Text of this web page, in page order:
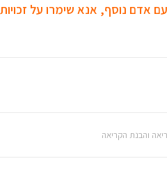
אדם נוסף, אנא שימרו על זכויות
והבנת הקריאה